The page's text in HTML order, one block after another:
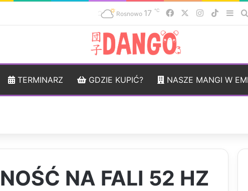
Rosnowo 17 ℃ FacebookInstagram
TikTok
TERMINARZ GDZIE KUPIĆ? NASZE MANGI W
NA FALI 52 HZ